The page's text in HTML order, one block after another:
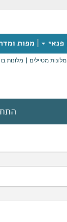
פנאי מפות
מלונות מטיילים מלונות